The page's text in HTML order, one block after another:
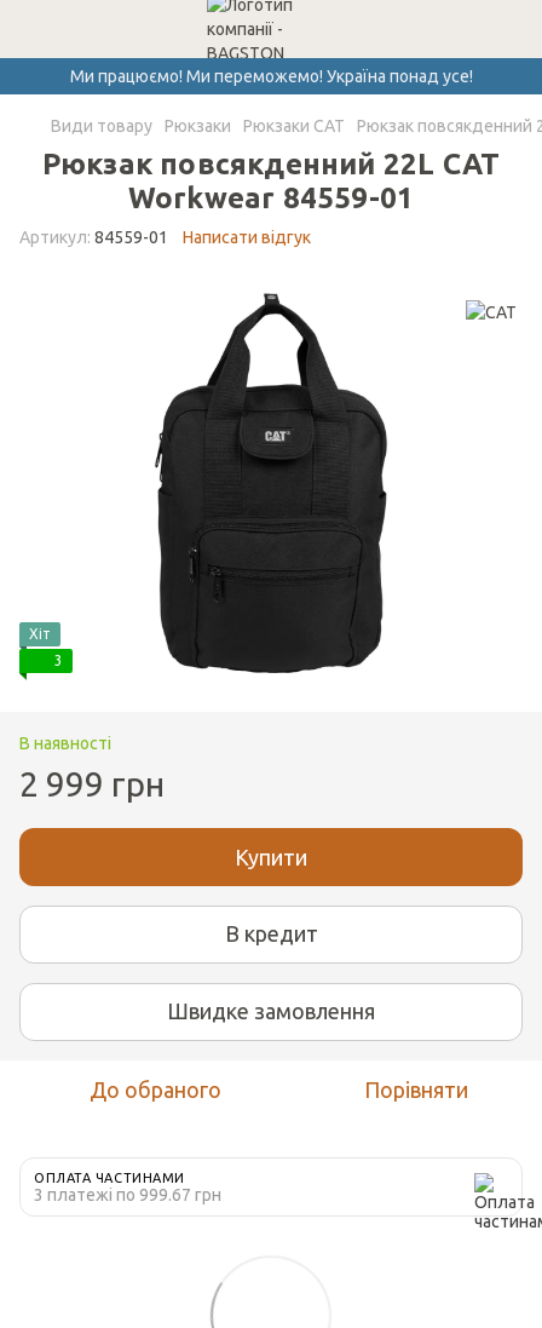
Ми працюємо! Ми переможемо! Україна понад усе!
Види товару Рюкзаки Рюкзаки CAT Рюкзак повсякденний
Рюкзак повсякденний 22L CAT
Workwear 84559-01
Артикул: 84559-01 Написати відгук
Хіт
3
В наявності
2 999 грн
Купити
В кредит
Швидке замовлення
До обраного Порівняти
ОПЛАТА ЧАСТИНАМИ
3 платежі по 999.67 грн